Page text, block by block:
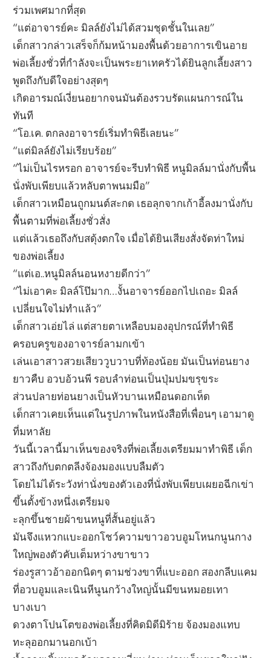
ร่วมเพศมากที่สุด
“แต่อาจารย์คะ มิลล์ยังไม่ได้สวมชุดชั้นในเลย”
เด็กสาวกล่าวเสร็จก็ก้มหน้ามองพื้นด้วยอาการเขินอาย
พ่อเลี้ยงชั่วที่กำลังจะเป็นพระยาเทครัวได้ยินลูกเลี้ยงสาว
พูดถึงกับดีใจอย่างสุดๆ
เกิดอารมณ์เงี่ยนอยากจนมันต้องรวบรัดแผนการณ์ใน
ทันที
“โอ.เค. ตกลงอาจารย์เริ่มทำพิธีเลยนะ”
“แต่มิลล์ยังไม่เรียบร้อย”
“ไม่เป็นไรหรอก อาจารย์จะรีบทำพิธี หนูมิลล์มานั่งกับพื้น
นั่งพับเพียบแล้วหลับตาพนมมือ”
เด็กสาวเหมือนถูกมนต์สะกด เธอลุกจากเก้าอี้ลงมานั่งกับ
พื้นตามที่พ่อเลี้ยงชั่วสั่ง
แต่แล้วเธอถึงกับสดุ้งตกใจ เมื่อได้ยินเสียงสั่งจัดท่าใหม่
ของพ่อเลี้ยง
“แต่เอ..หนูมิลล์นอนหงายดีกว่า”
“ไม่เอาคะ มิลล์โป๊มาก…งั้นอาจารย์ออกไปเถอะ มิลล์
เปลี่ยนใจไม่ทำแล้ว”
เด็กสาวเอ่ยไล่ แต่สายตาเหลือบมองอุปกรณ์ที่ทำพิธี
ครอบครูของอาจารย์ลามกเข้า
เล่นเอาสาวสวยเสียววูบวาบที่ท้องน้อย มันเป็นท่อนยาง
ยาวคืบ อวบอ้วนพี รอบลำท่อนเป็นปุ่มปมขรุขระ
ส่วนปลายท่อนยางเป็นหัวบานเหมือนดอกเห็ด
เด็กสาวเคยเห็นแต่ในรูปภาพในหนังสือที่เพื่อนๆ เอามาดู
ที่มหาลัย
วันนี้เวลานี้มาเห็นของจริงที่พ่อเลี้ยงเตรียมมาทำพิธี เด็ก
สาวถึงกับตกตลีงจ้องมองแบบลืมตัว
โดยไม่ได้ระวังท่านั่งของตัวเองที่นั่งพับเพียบเผยอฉีกเข่า
ขึ้นตั้งข้างหนึ่งเตรียมจ
ะลุกขึ้นชายผ้าขนหนูที่สั้นอยู่แล้ว
มันจึงแหวกแบะออกโชว์ความขาวอวบอูมโหนกนูนกาง
ใหญ่พองตัวคับเต็มหว่างขาขาว
ร่องรูสาวอ้าออกนิดๆ ตามช่วงขาที่แบะออก สองกลีบแคม
ที่อวบอูมและเนินหีนูนกว้างใหญ่นั้นมีขนหมอยเทา
บางเบา
ดวงตาโปนโตของพ่อเลี้ยงที่คิดมิดีมิร้าย จ้องมองแทบ
ทะลุออกมานอกเบ้า